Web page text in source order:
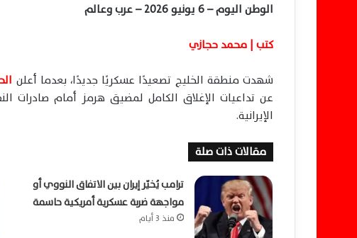
الوطن اليوم – 6 يونيو 2026 – عرب وعالم
كتب | محمد حجازي
شهدت منطقة الخليج تصعيدًا عسكريًا جديدًا، بعدما أعلن
عن تداعيات الإغلاق الكامل لمضيق هرمز أمام صادرات
الإيرانية.
مقالات ذات صلة
ترامب يُخيّر إيران بين الاتفاق النووي أو
مواجهة ضربة عسكرية أمريكية حاسمة
منذ 3 أيام